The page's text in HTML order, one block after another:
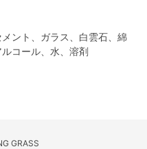
ント、ガラス、白雲石、綿
コール、水、溶剤
GRASS